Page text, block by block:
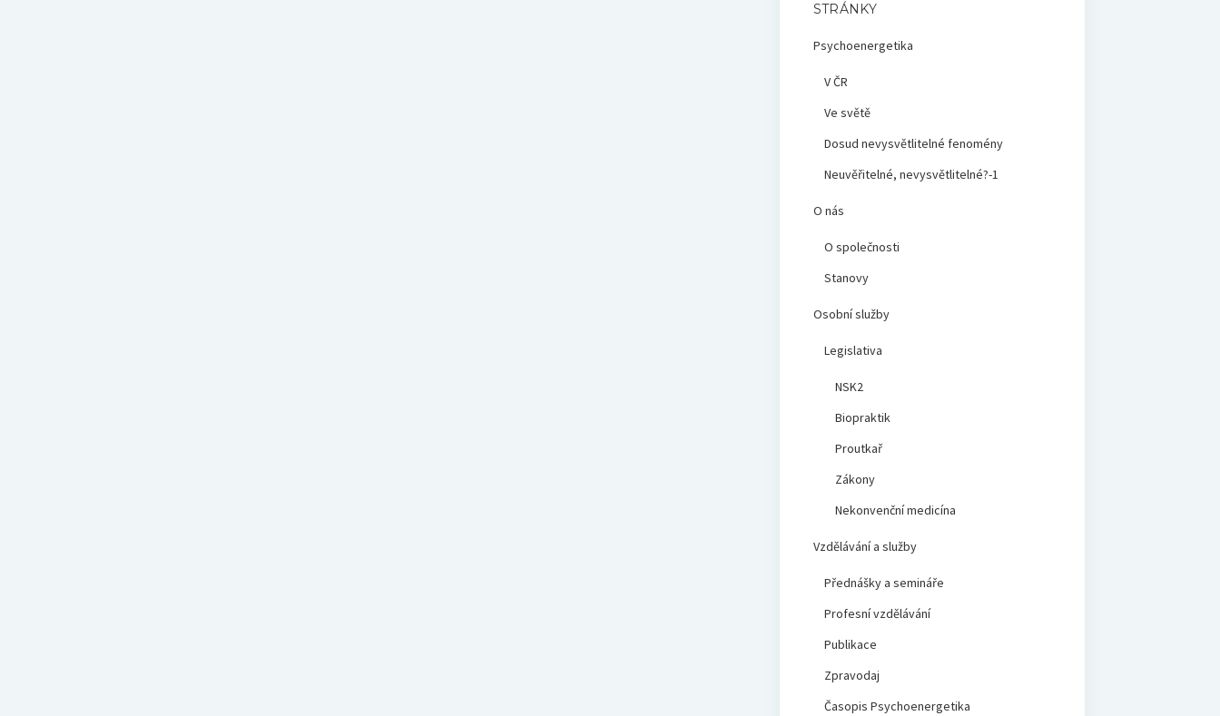
STRÁNKY
Psychoenergetika
V ČR
Ve světě
Dosud nevysvětlitelné fenomény
Neuvěřitelné, nevysvětlitelné?-1
O nás
O společnosti
Stanovy
Osobní služby
Legislativa
NSK2
Biopraktik
Proutkař
Zákony
Nekonvenční medicína
Vzdělávání a služby
Přednášky a semináře
Profesní vzdělávání
Publikace
Zpravodaj
Časopis Psychoenergetika